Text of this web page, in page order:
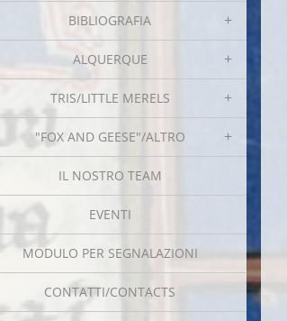
BIBLIOGRAFIA
ALQUERQUE
TRIS/LITTLE MERELS
"FOX AND GEESE"/ALTRO
IL NOSTRO TEAM
EVENTI
MODULO PER SEGNALAZIONI
CONTATTI/CONTACTS